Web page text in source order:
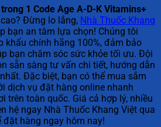
1 Code Age A-D-K Vitamins+
Đừng lo lắng, Nhà Thuốc Khang
bạn an tâm lựa chọn! Chúng tôi
khẩu chính hãng 100%, đảm bảo
bạn chăm sóc sức khỏe tối ưu. Đội
sẵn sàng tư vấn chi tiết, hướng dẫn
Đặc biệt, bạn có thể mua sắm
dịch vụ đặt hàng online nhanh
trên toàn quốc. Giá cả hợp lý, nhiều
hệ ngay Nhà Thuốc Khang Việt qua
hàng ngay hôm nay!